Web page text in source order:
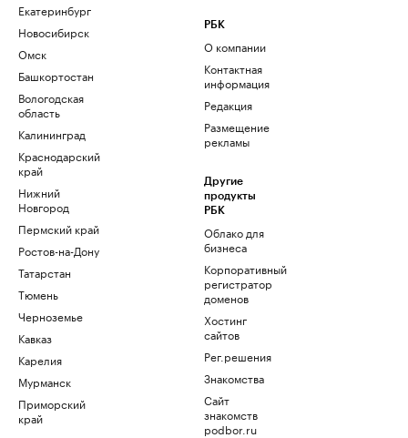
Екатеринбург
Новосибирск
Омск
Башкортостан
Вологодская
область
Калининград
Краснодарский
край
Нижний
Новгород
Пермский край
Ростов-на-Дону
Татарстан
Тюмень
Черноземье
Кавказ
Карелия
Мурманск
Приморский
край
РБК
О компании
Контактная
информация
Редакция
Размещение
рекламы
Другие
продукты
РБК
Облако для
бизнеса
Корпоративный
регистратор
доменов
Хостинг
сайтов
Рег.решения
Знакомства
Сайт
знакомств
podbor.ru